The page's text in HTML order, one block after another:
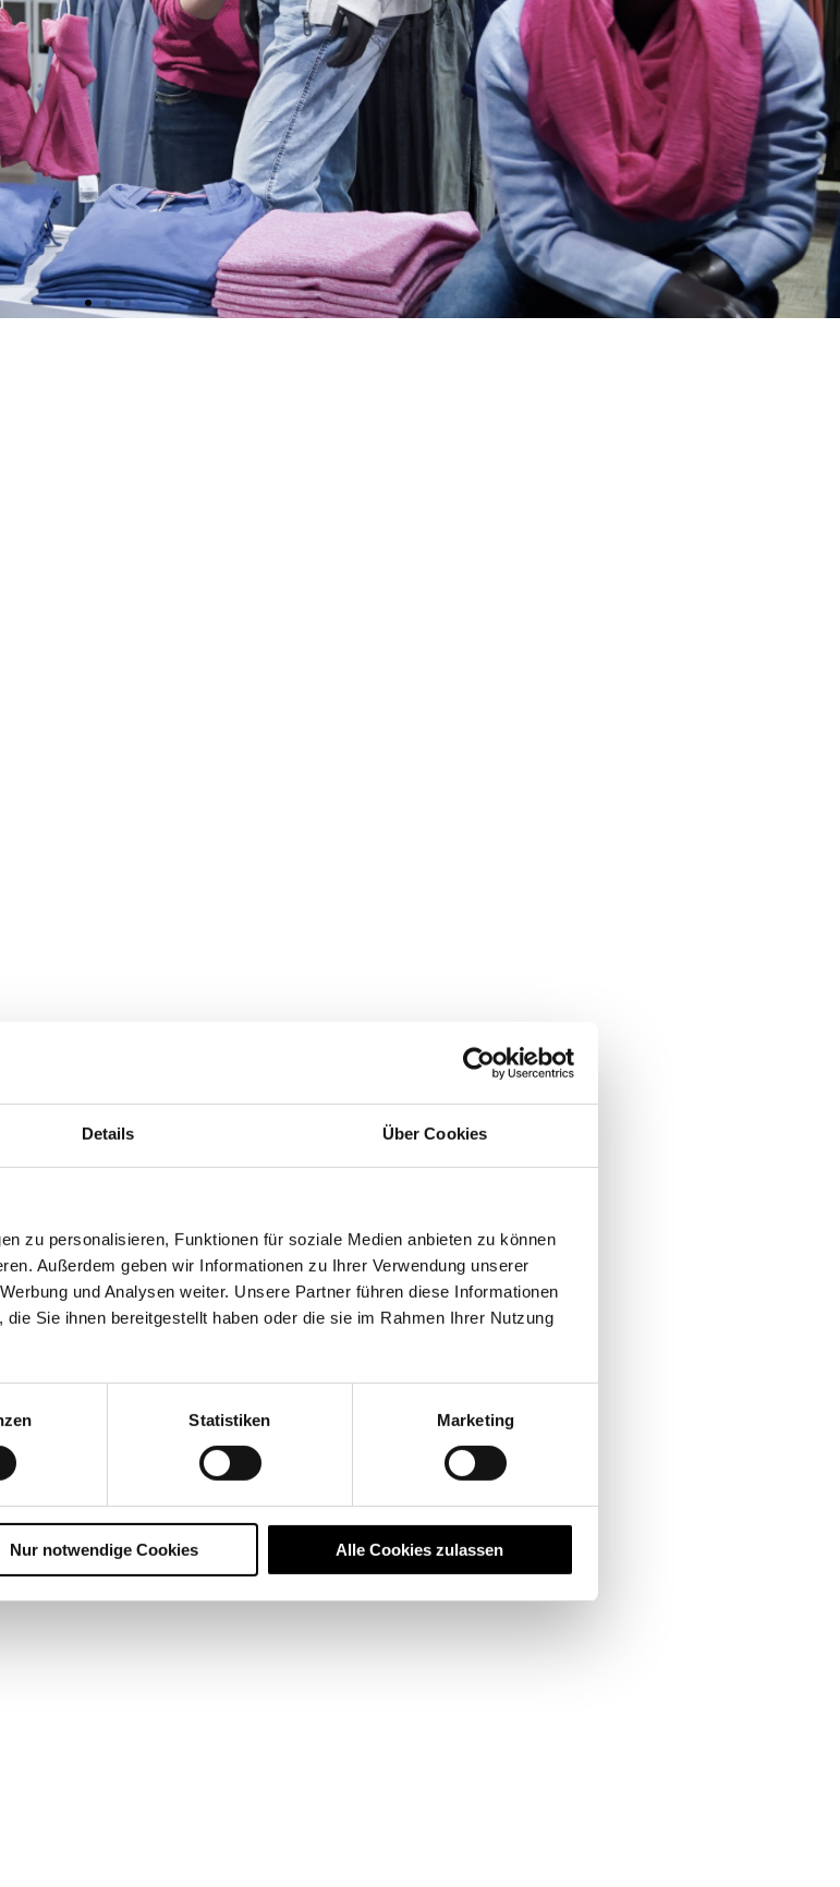
Details Über Cookies
zu personalisieren, Funktionen für soziale Medien anbieten zu können
Außerdem geben wir Informationen zu Ihrer Verwendung unserer
und Analysen weiter. Unsere Partner führen diese Informationen
Sie ihnen bereitgestellt haben oder die sie im Rahmen Ihrer Nutzung
Statistiken Marketing
Nur notwendige Cookies Alle Cookies zulassen